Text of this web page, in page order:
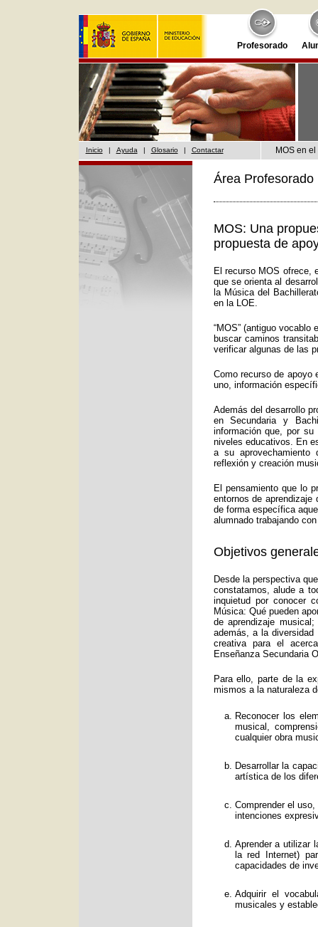
Profesorado
Inicio | Ayuda | Glosario | Contactar MOS en
Área
MOS: Una
propuesta de
El recurso MOS ofrece,
que se orienta al
la Música del
en la LOE.
“MOS” (antiguo
buscar caminos
verificar algunas de las
Como recurso de
uno, información
Además del desarrollo
en Secundaria y
información que, por
niveles educativos. En
a su aprovechamiento
reflexión y creación
El pensamiento que lo
entornos de aprendizaje
de forma específica
alumnado trabajando
Objetivos
Desde la perspectiva
constatamos, alude a
inquietud por conocer
Música: Qué pueden
de aprendizaje
además, a la
creativa para el
Enseñanza Secundaria
Para ello, parte de la
mismos a la naturaleza
Reconocer los
musical,
cualquier obra
Desarrollar la
artística de los
Comprender el
intenciones
Aprender a utilizar
la red Internet)
capacidades de
Adquirir el
musicales y